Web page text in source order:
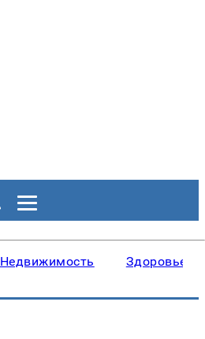
Недвижимость Здоровье